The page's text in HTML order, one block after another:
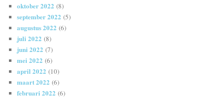
oktober 2022 (8)
september 2022 (5)
augustus 2022 (6)
juli 2022 (8)
juni 2022 (7)
mei 2022 (6)
april 2022 (10)
maart 2022 (6)
februari 2022 (6)